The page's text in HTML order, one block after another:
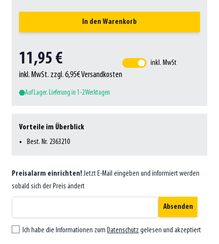
In den Warenkorb
11,95 €
inkl. MwSt. zzgl. 6,95€ Versandkosten
inkl. MwSt
Auf Lager. Lieferung in 1-2 Werktagen
Vorteile im Überblick
Best. Nr. 2363210
Preisalarm einrichten! Jetzt E-Mail eingeben und informiert werden
sobald sich der Preis ändert
Absenden
Ich habe die Informationen zum Datenschutz gelesen und akzeptiert